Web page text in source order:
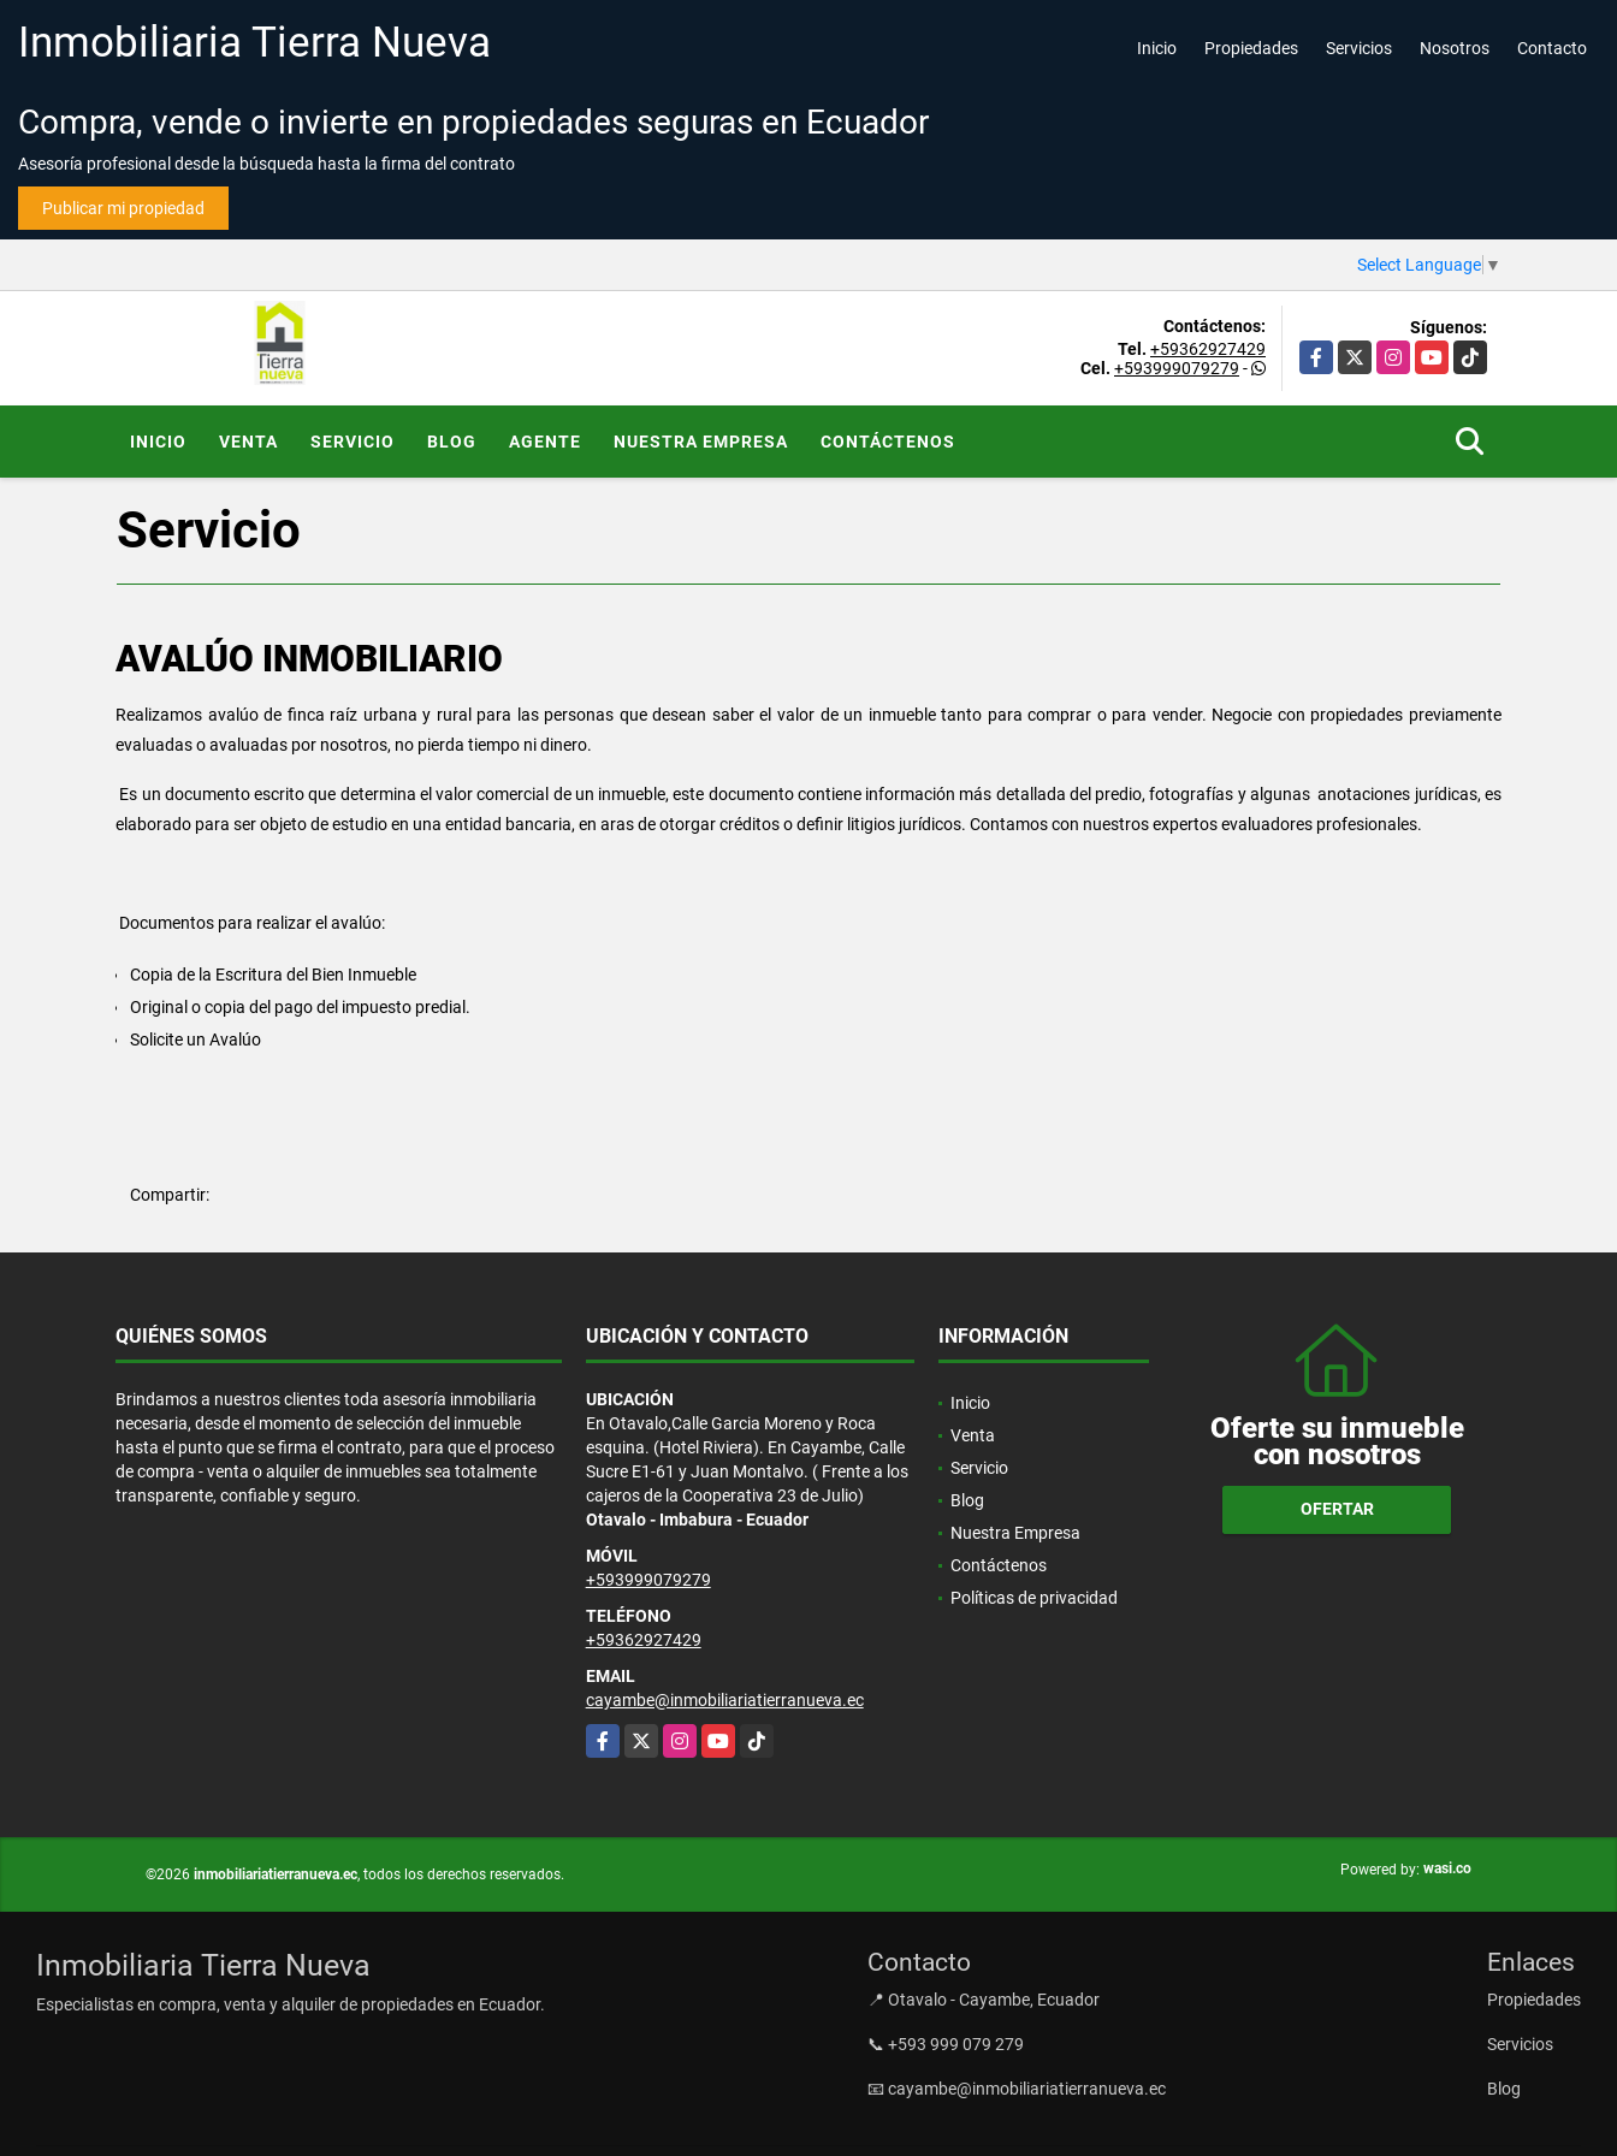
Inmobiliaria Tierra Nueva Inicio Propiedades Servicios Nosotros Contacto
Compra, vende o invierte en propiedades seguras en Ecuador
Asesoría profesional desde la búsqueda hasta la firma del contrato
Publicar mi propiedad
Select Language ▼
Contáctenos:
Tel. +59362927429
Cel. +593999079279 -
Síguenos:
Facebook
X InstagramYouTubeTikTok
INICIO VENTA SERVICIO BLOG AGENTE NUESTRA EMPRESA CONTÁCTENOS
Servicio
AVALÚO INMOBILIARIO
Realizamos avalúo de finca raíz urbana y rural para las personas que desean saber el valor de un inmueble tanto para comprar o para vender. Negocie con propiedades previamente
evaluadas o avaluadas por nosotros, no pierda tiempo ni dinero.
Es un documento escrito que determina el valor comercial de un inmueble, este documento contiene información más detallada del predio, fotografías y algunas anotaciones jurídicas, es
elaborado para ser objeto de estudio en una entidad bancaria, en aras de otorgar créditos o definir litigios jurídicos. Contamos con nuestros expertos evaluadores profesionales.
Documentos para realizar el avalúo:
Copia de la Escritura del Bien Inmueble
Original o copia del pago del impuesto predial.
Solicite un Avalúo
Compartir:
QUIÉNES SOMOS
Brindamos a nuestros clientes toda asesoría inmobiliaria
necesaria, desde el momento de selección del inmueble
hasta el punto que se firma el contrato, para que el proceso
de compra - venta o alquiler de inmuebles sea totalmente
transparente, confiable y seguro.
UBICACIÓN Y CONTACTO
UBICACIÓN
En Otavalo,Calle Garcia Moreno y Roca
esquina. (Hotel Riviera). En Cayambe, Calle
Sucre E1-61 y Juan Montalvo. ( Frente a los
cajeros de la Cooperativa 23 de Julio)
Otavalo - Imbabura - Ecuador
MÓVIL
+593999079279
TELÉFONO
+59362927429
EMAIL
cayambe@inmobiliariatierranueva.ec
Facebook
X InstagramYouTubeTikTok
INFORMACIÓN
Inicio
Venta
Servicio
Blog
Nuestra Empresa
Contáctenos
Políticas de privacidad
Oferte su inmueble
con nosotros
OFERTAR
©2026 inmobiliariatierranueva.ec, todos los derechos reservados. Powered by: wasi.co
Inmobiliaria Tierra Nueva
Especialistas en compra, venta y alquiler de propiedades en Ecuador.
Contacto
📍 Otavalo - Cayambe, Ecuador
📞 +593 999 079 279
📧 cayambe@inmobiliariatierranueva.ec
Enlaces
Propiedades
Servicios
Blog